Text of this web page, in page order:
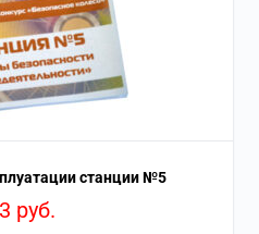
станции №5
руб.